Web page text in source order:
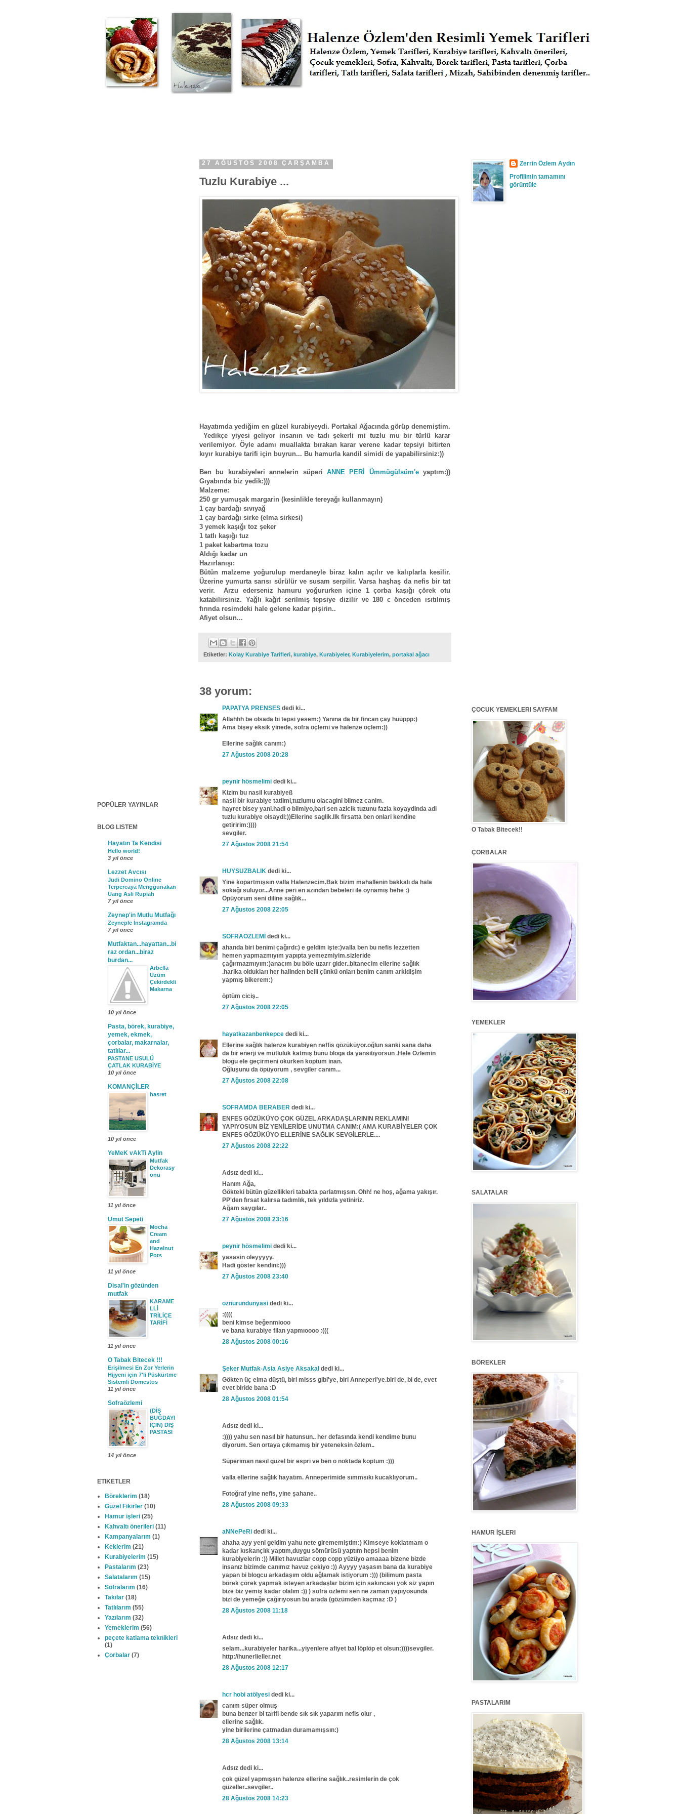
27 AĞUSTOS 2008 ÇARŞAMBA
Tuzlu Kurabiye ...
Hayatımda yediğim en güzel kurabiyeydi. Portakal Ağacında görüp denemiştim.
Yedikçe yiyesi geliyor insanın ve tadı şekerli mi tuzlu mu bir türlü karar
verilemiyor. Öyle adamı muallakta bırakan karar verene kadar tepsiyi bitirten
kıyır kurabiye tarifi için buyrun... Bu hamurla kandil simidi de yapabilirsiniz:))
Ben bu kurabiyeleri annelerin süperi ANNE PERİ Ümmügülsüm'eyaptım:))
Gıyabında biz yedik:)))
Malzeme:
250 gr yumuşak margarin (kesinlikle tereyağı kullanmayın)
1 çay bardağı sıvıyağ
1 çay bardağı sirke (elma sirkesi)
3 yemek kaşığı toz şeker
1 tatlı kaşığı tuz
1 paket kabartma tozu
Aldığı kadar un
Hazırlanışı:
Bütün malzeme yoğurulup merdaneyle biraz kalın açılır ve kalıplarla kesilir.
Üzerine yumurta sarısı sürülür ve susam serpilir. Varsa haşhaş da nefis bir tat
verir. Arzu ederseniz hamuru yoğururken içine 1 çorba kaşığı çörek otu
katabilirsiniz. Yağlı kağıt serilmiş tepsiye dizilir ve 180 c önceden ısıtılmış
fırında resimdeki hale gelene kadar pişirin..
Afiyet olsun...
Etiketler: Kolay Kurabiye Tarifleri, kurabiye, Kurabiyeler, Kurabiyelerim, portakal ağacı
38 yorum:
PAPATYA PRENSES dedi ki...
Allahhh be olsada bi tepsi yesem:) Yanına da bir fincan çay hüüppp:)
Ama bişey eksik yinede, sofra öçlemi ve halenze öçlem:))
Ellerine sağlık canım:)
27 Ağustos 2008 20:28
peynir hösmelimi dedi ki...
Kizim bu nasil kurabiyeß
nasil bir kurabiye tatlimi,tuzlumu olacagini bilmez canim.
hayret bisey yani.hadi o bilmiyo,bari sen azicik tuzunu fazla koyaydinda adi
tuzlu kurabiye olsaydi:))Ellerine saglik.Ilk firsatta ben onlari kendine
getiririm:))))
sevgiler.
27 Ağustos 2008 21:54
HUYSUZBALIK dedi ki...
Yine kopartmışsın valla Halenzecim.Bak bizim mahallenin bakkalı da hala
sokağı suluyor...Anne peri en azından bebeleri ile oynamış hehe :)
Öpüyorum seni diline sağlık...
27 Ağustos 2008 22:05
SOFRAOZLEMİ dedi ki...
ahanda biri benimi çağırdı:) e geldim işte:)valla ben bu nefis lezzetten
hemen yapmazmıyım yapıpta yemezmiyim.sizleride
çağırmazmıyım:)anacım bu böle uzarr gider..bitanecim ellerine sağlık
.harika oldukları her halinden belli çünkü onları benim canım arkidişim
yapmış bikerem:)
öptüm ciciş..
27 Ağustos 2008 22:05
hayatkazanbenkepce dedi ki...
Ellerine sağlık halenze kurabiyen neffis gözüküyor.oğlun sanki sana daha
da bir enerji ve mutluluk katmış bunu bloga da yansıtıyorsun .Hele Özlemin
blogu ele geçirmeni okurken koptum inan.
Oğluşunu da öpüyorum , sevgiler canım...
27 Ağustos 2008 22:08
SOFRAMDA BERABER dedi ki...
ENFES GÖZÜKÜYO ÇOK GÜZEL ARKADAŞLARININ REKLAMINI
YAPIYOSUN BİZ YENİLERİDE UNUTMA CANIM:( AMA KURABİYELER ÇOK
ENFES GÖZÜKÜYO ELLERİNE SAĞLIK SEVGİLERLE....
27 Ağustos 2008 22:22
Adsız dedi ki...
Hanım Ağa,
Gökteki bütün güzellikleri tabakta parlatmışsın. Ohh! ne hoş, ağama yakışır.
PP'den fırsat kalırsa tadımlık, tek yıldızla yetiniriz.
Ağam saygılar..
27 Ağustos 2008 23:16
peynir hösmelimi dedi ki...
yasasin oleyyyyy.
Hadi göster kendini:)))
27 Ağustos 2008 23:40
oznurundunyasi dedi ki...
:((((
beni kimse beğenmiooo
ve bana kurabiye filan yapmıoooo :(((
28 Ağustos 2008 00:16
Şeker Mutfak-Asia Asiye Aksakal dedi ki...
Gökten üç elma düştü, biri misss gibi'ye, biri Anneperi'ye.biri de, bi de, evet
evet biride bana :D
28 Ağustos 2008 01:54
Adsız dedi ki...
:)))) yahu sen nasıl bir hatunsun.. her defasında kendi kendime bunu
diyorum. Sen ortaya çıkmamış bir yeteneksin özlem..
Süperiman nasıl güzel bir espri ve ben o noktada koptum :)))
valla ellerine sağlık hayatım. Anneperimide sımmsıkı kucaklıyorum..
Fotoğraf yine nefis, yine şahane..
28 Ağustos 2008 09:33
aNNePeRi dedi ki...
ahaha ayy yeni geldim yahu nete girememiştim:) Kimseye koklatmam o
kadar kıskançlık yaptım,duygu sömürüsü yaptım hepsi benim
kurabiyelerin :)) Millet havuzlar copp copp yüzüyo amaaaa bizene bizde
insanız bizimde canımız havuz çekiyo :)) Ayyyy yaşasın bana da kurabiye
yapan bi blogcu arkadaşım oldu ağlamak istiyorum :))) (bilimum pasta
börek çörek yapmak isteyen arkadaşlar bizim için sakıncası yok siz yapın
bize biz yemiş kadar olalım :)) ) sofra özlemi sen ne zaman yapıyosunda
bizi de yemeğe çağırıyosun bu arada (gözümden kaçmaz :D )
28 Ağustos 2008 11:18
Adsız dedi ki...
selam...kurabiyeler harika...yiyenlere afiyet bal löplöp et olsun:))))sevgiler.
http://hunerlieller.net
28 Ağustos 2008 12:17
hcr hobi atölyesi dedi ki...
canım süper olmuş
buna benzer bi tarifi bende sık sık yaparım nefis olur ,
ellerine sağlık.
yine birilerine çatmadan duramamışsın:)
28 Ağustos 2008 13:14
Adsız dedi ki...
çok güzel yapmışsın halenze ellerine sağlık..resimlerin de çok
güzeller..sevgiler..
28 Ağustos 2008 14:23
POPÜLER YAYINLAR
BLOG LISTEM
Hayatın Ta Kendisi
Hello world!
3 yıl önce
Lezzet Avcısı
Judi Domino Online
Terpercaya Menggunakan
Uang Asli Rupiah
7 yıl önce
Zeynep'in Mutlu Mutfağı
Zeyneple İnstagramda
7 yıl önce
Mutfaktan...hayattan...bi
raz ordan...biraz
burdan...
Arbella
Üzüm
Çekirdekli
Makarna
10 yıl önce
Pasta, börek, kurabiye,
yemek, ekmek,
çorbalar, makarnalar,
tatlılar...
PASTANE USULÜ
ÇATLAK KURABİYE
10 yıl önce
KOMANÇİLER
hasret
10 yıl önce
YeMeK vAkTi Aylin
Mutfak
Dekorasy
onu
11 yıl önce
Umut Sepeti
Mocha
Cream
and
Hazelnut
Pots
11 yıl önce
Disal'in gözünden
mutfak
KARAME
LLİ
TRİLİÇE
TARİFİ
11 yıl önce
O Tabak Bitecek !!!
Erişilmesi En Zor Yerlerin
Hijyeni için 7'li Püskürtme
Sistemli Domestos
11 yıl önce
Sofraözlemi
(DİŞ
BUĞDAYI
İÇİN) DİŞ
PASTASI
14 yıl önce
ETIKETLER
Böreklerim (18)
Güzel Fikirler (10)
Hamur işleri (25)
Kahvaltı önerileri (11)
Kampanyalarım (1)
Keklerim (21)
Kurabiyelerim (15)
Pastalarım (23)
Salatalarım (15)
Sofralarım (16)
Takılar (18)
Tatlılarım (55)
Yazılarım (32)
Yemeklerim (56)
peçete katlama teknikleri
(1)
Çorbalar (7)
Zerrin Özlem Aydın
Profilimin tamamını
görüntüle
ÇOCUK YEMEKLERI SAYFAM
O Tabak Bitecek!!
ÇORBALAR
YEMEKLER
SALATALAR
BÖREKLER
HAMUR İŞLERI
PASTALARIM